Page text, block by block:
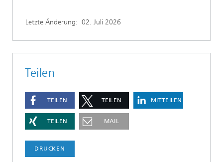
Letzte Änderung: 02. Juli 2026
Teilen
TEILEN TEILEN MITTEILEN
TEILEN MAIL
DRUCKEN